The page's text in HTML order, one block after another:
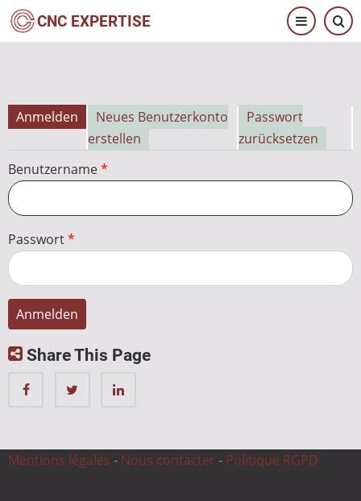
Direkt
zum
CNC EXPERTISE
Primäre
Reiter
Anmelden
Neues Benutzerkonto
erstellen
Passwort
zurücksetzen
Benutzername
Passwort
Share This Page
Mentions légales - Nous contacter - Politique RGPD